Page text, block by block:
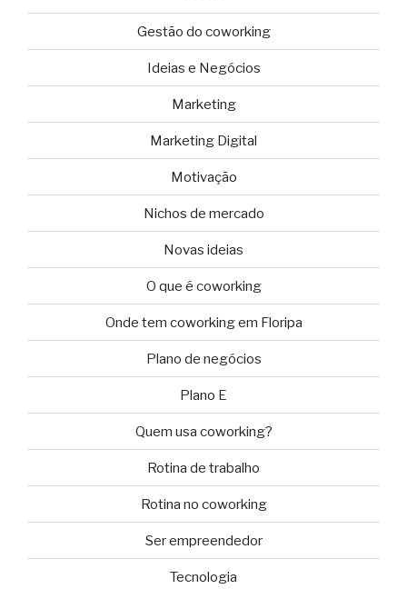
Gestão do coworking
Ideias e Negócios
Marketing
Marketing Digital
Motivação
Nichos de mercado
Novas ideias
O que é coworking
Onde tem coworking em Floripa
Plano de negócios
Plano E
Quem usa coworking?
Rotina de trabalho
Rotina no coworking
Ser empreendedor
Tecnologia